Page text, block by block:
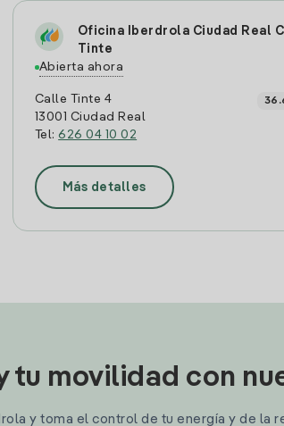
Oficina Iberdrola Ciudad Real
Tinte
Abierta ahora
Calle Tinte 4
13001 Ciudad Real
Tel:626 04 10 02
Más detalles
tu movilidad con
y toma el control de tu energía y de la